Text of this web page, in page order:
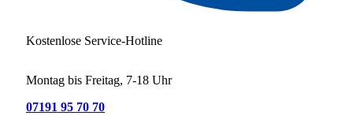
Kostenlose Service-Hotline
Montag bis Freitag, 7-18 Uhr
07191 95 70 70